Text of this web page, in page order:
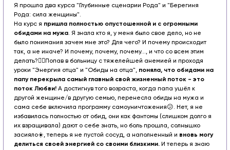
Я прошла два курса "Глубинные сценарии Рода" и "Берегиня
Рода: сила женщины".
На курс я пришла полностью опустошенной и с огромными
обидами на мужа. Я знала кто я, у меня было свое дело, но не
было понимания зачем мне это? Для чего? И почему происходит
так, а не иначе? И почему, почему, почему..., и что со всем этим
делать?🤷‍♀️ Попав в больницу с тяжелейшей анемией и проходя
уроки "Энергия отца" и "Обиды на отца", поняла, что обидами на
папу перекрыла самый главный свой жизненный поток - это
поток Любви! А достигнув того возраста, когда папа ушёл к
другой женщине/в другую семью, перенесла обиды на мужа и
сама себе включила программу самоуничтожения😕. Нет, я не
избавилась полностью от обид, они как фантомы (слишком долго я
их взращивала) дают о себе знать, но боль прошла, солнышко
засияло☀️, теперь я не пустой сосуд, а наполненный и вновь могу
делиться своей энергией со своими близкими.И теперь я знаю